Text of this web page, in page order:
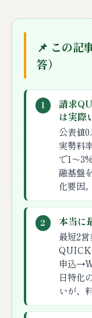
📌 この記
答）
1
請求
は実際
公表値
実勢料
で1〜
融基盤
化要因。
2 本当に
最短2
QUICK
申込
日特化
いが、